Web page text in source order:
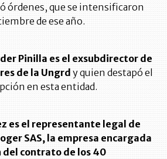
órdenes, que se intensificaron
de ese año.
Pinilla es el exsubdirector de
de la Ungrd y quien destapó el
en esta entidad.
es el representante legal de
SAS, la empresa encargada
del contrato de los 40